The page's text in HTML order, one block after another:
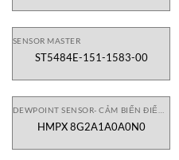
SENSOR MASTER
ST5484E-151-1583-00
HMPX 8G2A1A0A0N0